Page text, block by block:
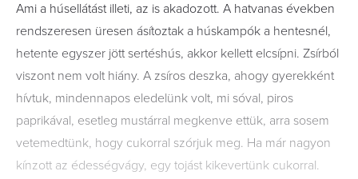
Ami a húsellátást illeti, az is akadozott. A hatvanas években
rendszeresen üresen ásítoztak a húskampók a hentesnél,
hetente egyszer jött sertéshús, akkor kellett elcsípni. Zsírból
viszont nem volt hiány. A zsíros deszka, ahogy gyerekként
hívtuk, mindennapos eledelünk volt, mi sóval, piros
paprikával, esetleg mustárral megkenve ettük, arra sosem
vetemedtünk, hogy cukorral szórjuk meg. Ha már nagyon
kínzott az édességvágy, egy tojást kikevertünk cukorral.